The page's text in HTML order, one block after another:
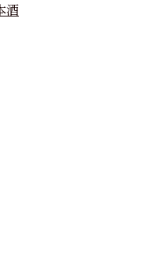
酒